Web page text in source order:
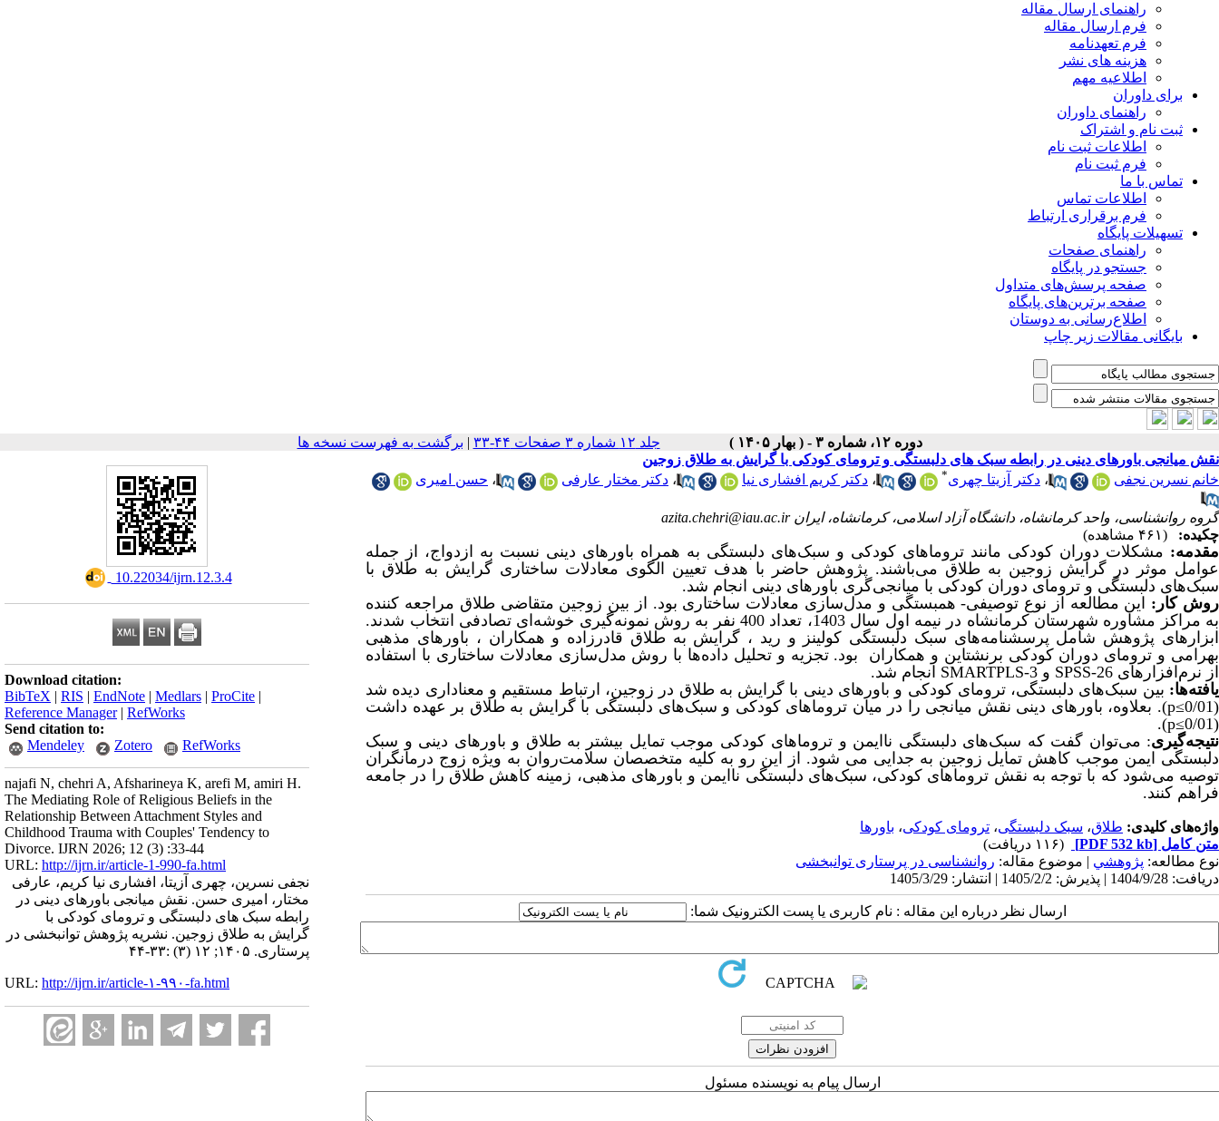
راهنمای ارسال مقاله
فرم ارسال مقاله
فرم تعهدنامه
هزینه های نشر
اطلاعیه مهم
برای داوران
راهنمای داوران
ثبت نام و اشتراک
اطلاعات ثبت نام
فرم ثبت نام
تماس با ما
اطلاعات تماس
فرم برقراری ارتباط
تسهیلات پایگاه
راهنمای صفحات
جستجو در پایگاه
صفحه پرسش‌های متداول
صفحه برترین‌های پایگاه
اطلاع‌رسانی به دوستان
بایگانی مقالات زیر چاپ
دوره ۱۲، شماره ۳ - ( بهار ۱۴۰۵ ) جلد ۱۲ شماره ۳ صفحات ۴۴-۳۳ | برگشت به فهرست نسخه ها
‎ 10.22034/ijrn.12.3.4
Download citation:
BibTeX | RIS | EndNote | Medlars | ProCite |
Reference Manager| RefWorks
Send citation to:
Mendeley
Zotero RefWorks
najafi N, chehri A, Afsharineya K, arefi M, amiri H.
The Mediating Role of Religious Beliefs in the
Relationship Between Attachment Styles and
Childhood Trauma with Couples' Tendency to
Divorce. IJRN 2026; 12 (3) :33-44
URL: http://ijrn.ir/article-1-990-fa.html
نجفی نسرین، چهری آزیتا، افشاری نیا کریم، عارفی
مختار، امیری حسن. نقش میانجی باورهای دینی در
رابطه سبک های دلبستگی و ترومای کودکی با
گرایش به طلاق زوجین. نشریه پژوهش توانبخشی در
پرستاری. ۱۴۰۵; ۱۲ (۳) :۳۳-۴۴
URL: http://ijrn.ir/article-۱-۹۹۰-fa.html
نقش میانجی باورهای دینی در رابطه سبک های دلبستگی و ترومای کودکی با گرایش به طلاق زوجین
خانم نسرین نجفی
، دکتر آزیتا چهری* ، دکتر کریم افشاری نیا ، دکتر مختار عارفی ، حسن امیری
گروه روانشناسی، واحد کرمانشاه، دانشگاه آزاد اسلامی، کرمانشاه، ایران azita.chehri@iau.ac.ir
چکیده:
(۴۶۱ مشاهده)
مقدمه: مشکلات دوران کودکی مانند تروماهای کودکی و سبک‌های دلبستگی به همراه باورهای دینی نسبت به ازدواج، از جمله
عوامل موثر در گرایش زوجین به طلاق می‌باشند. پژوهش حاضر با هدف تعیین الگوی معادلات ساختاری گرایش به طلاق با
سبک‌های دلبستگی و ترومای دوران کودکی با میانجی‌گری باورهای دینی انجام شد.
روش کار: این مطالعه از نوع توصیفی- همبستگی و مدل‌سازی‌ معادلات ساختاری بود. از بین زوجین متقاضی طلاق مراجعه کننده
به مراکز مشاوره شهرستان کرمانشاه در نیمه اول سال 1403، تعداد 400 نفر به روش نمونه‌گیری خوشه‌ای تصادفی انتخاب شدند.
ابزارهای پژوهش شامل پرسشنامه‌های سبک دلبستگی کولینز و رید ، گرایش به طلاق قادرزاده و همکاران ، باورهای مذهبی
بهرامی و ترومای دوران کودکی برنشتاین و همکاران بود. تجزیه و تحلیل داده‌ها با روش مدلسازی معادلات ساختاری با استفاده
از نرم‌افزارهای 26-
SPSS و 3- SMARTPLS انجام شد.
یافته‌ها: بین سبک‌های دلبستگی، ترومای کودکی و باورهای دینی با گرایش به طلاق در زوجین، ارتباط مستقیم و معناداری دیده شد
(0/01
≥
p). بعلاوه، باورهای دینی نقش میانجی را در میان تروماهای کودکی و سبک‌های دلبستگی با گرایش به طلاق بر عهده داشت
(0/01
≥
p
)
.
نتیجه‌گیری: می‌توان گفت که سبک‌های دلبستگی ناایمن و تروماهای کودکی موجب تمایل بیشتر به طلاق و باورهای دینی و سبک
دلبستگی ایمن موجب کاهش تمایل زوجین به جدایی می شود. از این رو به کلیه متخصصان سلامت‌روان به ویژه زوج ‌درمانگران
توصیه می‌شود که با توجه به نقش تروماهای کودکی، سبک‌های دلبستگی ناایمن و باورهای مذهبی، زمینه کاهش طلاق را در جامعه
فراهم کنند.
واژه‌های کلیدی: طلاق، سبک دلبستگی، ترومای کودکی، باورها
متن کامل [PDF 532 kb]
(۱۱۶ دریافت)
نوع مطالعه: پژوهشي | موضوع مقاله: روانشناسی در پرستاری توانبخشی
دریافت: 1404/9/28 | پذیرش: 1405/2/2 | انتشار: 1405/3/29
ارسال نظر درباره این مقاله : نام کاربری یا پست الکترونیک شما:
ارسال پیام به نویسنده مسئول